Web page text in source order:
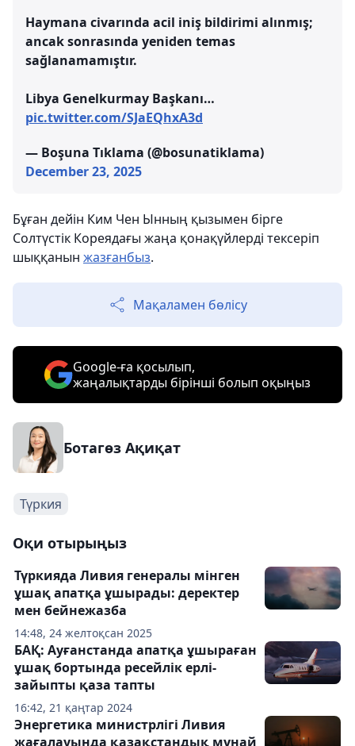
Haymana civarında acil iniş bildirimi alınmış;
ancak sonrasında yeniden temas
sağlanamamıştır.
Libya Genelkurmay Başkanı…
pic.twitter.com/SJaEQhxA3d
— Boşuna Tıklama (@bosunatiklama)
December 23, 2025
Бұған дейін Ким Чен Ынның қызымен бірге
Солтүстік Кореядағы жаңа қонақүйлерді тексеріп
шыққанын жазғанбыз.
Мақаламен бөлісу
Google-ға қосылып,
жаңалықтарды бірінші болып оқыңыз
Ботагөз Ақиқат
Түркия
Оқи отырыңыз
14:48, 24 желтоқсан 2025
Түркияда Ливия генералы мінген
ұшақ апатқа ұшырады: деректер
мен бейнежазба
16:42, 21 қаңтар 2024
БАҚ: Ауғанстанда апатқа ұшыраған
ұшақ бортында ресейлік ерлі-
зайыпты қаза тапты
Энергетика министрлігі Ливия
жағалауында қазақстандық мұнай